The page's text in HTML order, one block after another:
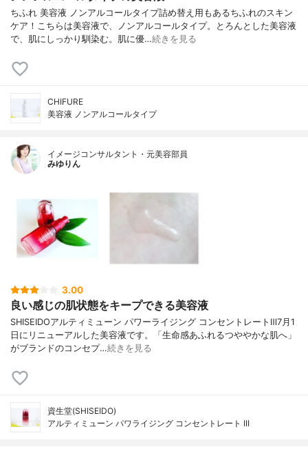
ちふれ 美容液 ノンアルコールタイプ詰め替え用もあるちふれのスキン
ケア！こちらは美容液で、ノンアルコールタイプ。とろんとした美容液
で、肌にしっかり馴染む。肌に優…続きを見る
CHIFURE
美容液 ノンアルコールタイプ
イメージコンサルタント・元美容部員
みゆりん
3.00
良い感じの肌状態をキープできる美容液
SHISEIDOアルティミューン パワーライジング コンセントレートⅢ7月1
日にリニューアルした美容液です。「生命感あふれるつややかな肌へ」
がブランドのコンセプ…続きを見る
資生堂(SHISEIDO)
アルティミューン パワライジング コンセントレート III